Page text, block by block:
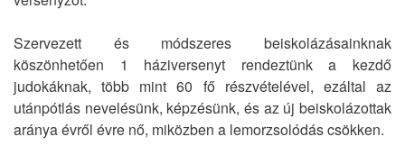
Szervezett és módszeres beiskolázásainknak
köszönhetően 1 háziversenyt rendeztünk a kezdő
judokáknak, több mint 60 fő részvételével, ezáltal az
utánpótlás nevelésünk, képzésünk, és az új beiskolázottak
aránya évről évre nő, miközben a lemorzsolódás csökken.